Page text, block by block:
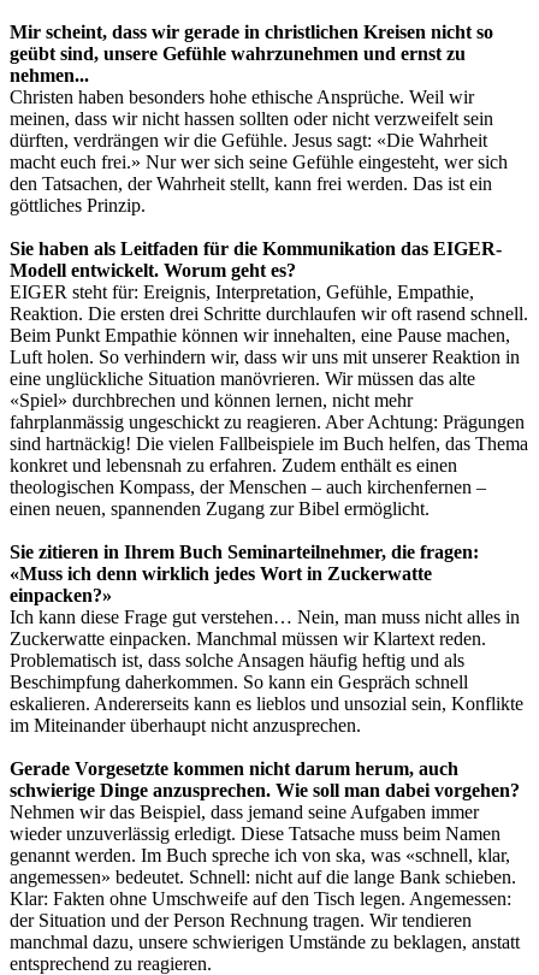
Mir scheint, dass wir gerade in christlichen Kreisen nicht so
geübt sind, unsere Gefühle wahrzunehmen und ernst zu
nehmen...
Christen haben besonders hohe ethische Ansprüche. Weil wir
meinen, dass wir nicht hassen sollten oder nicht verzweifelt sein
dürften, verdrängen wir die Gefühle. Jesus sagt: «Die Wahrheit
macht euch frei.» Nur wer sich seine Gefühle eingesteht, wer sich
den Tatsachen, der Wahrheit stellt, kann frei werden. Das ist ein
göttliches Prinzip.
Sie haben als Leitfaden für die Kommunikation das EIGER-
Modell entwickelt. Worum geht es?
EIGER steht für: Ereignis, Interpretation, Gefühle, Empathie,
Reaktion. Die ersten drei Schritte durchlaufen wir oft rasend schnell.
Beim Punkt Empathie können wir inne­halten, eine Pause machen,
Luft holen. So verhindern wir, dass wir uns mit unserer Reaktion in
eine unglückliche Situation manövrieren. Wir müssen das alte
«Spiel» durchbrechen und können lernen, nicht mehr
fahrplanmässig ungeschickt zu reagieren. Aber Achtung: Prägungen
sind hartnäckig! Die vielen Fallbeispiele im Buch helfen, das Thema
konkret und lebensnah zu erfahren. Zudem enthält es einen
theologischen Kompass, der Menschen – auch kirchenfernen –
einen neuen, spannenden Zugang zur Bibel ermöglicht.
Sie zitieren in Ihrem Buch Seminarteilnehmer, die fragen:
«Muss ich denn wirklich jedes Wort in Zuckerwatte
einpacken?»
Ich kann diese Frage gut verstehen… Nein, man muss nicht alles in
Zuckerwatte einpacken. Manchmal müssen wir Klartext reden.
Problematisch ist, dass solche Ansagen häufig heftig und als
Beschimpfung daherkommen. So kann ein Gespräch schnell
eskalieren. Andererseits kann es lieblos und unsozial sein, Konflikte
im Miteinander überhaupt nicht anzusprechen.
Gerade Vorgesetzte kommen nicht darum herum, auch
schwierige Dinge anzusprechen. Wie soll man dabei vorgehen?
Nehmen wir das Beispiel, dass jemand seine Aufgaben immer
wieder unzuverlässig erledigt. Diese Tatsache muss beim Namen
genannt werden. Im Buch spreche ich von ska, was «schnell, klar,
angemessen» bedeutet. Schnell: nicht auf die lange Bank schieben.
Klar: Fakten ohne Umschweife auf den Tisch legen. Angemessen:
der Situation und der Person Rechnung tragen. Wir tendieren
manchmal dazu, unsere schwierigen Umstände zu beklagen, anstatt
entsprechend zu reagieren.